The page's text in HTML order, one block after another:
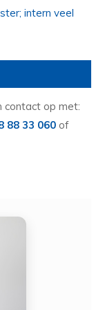
intern veel
contact op met:
88 33 060 of